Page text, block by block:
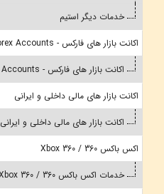
خدمات دیگر استیم
اکانت بازار های فارکس - Forex Accounts
اکانت بازار های فارکس - Forex Accounts
اکانت بازار های مالی داخلی و ایرانی
اکانت بازار های مالی داخلی و ایرانی
اکس باکس 360 / Xbox 360
خدمات اکس باکس 360 / Xbox 360